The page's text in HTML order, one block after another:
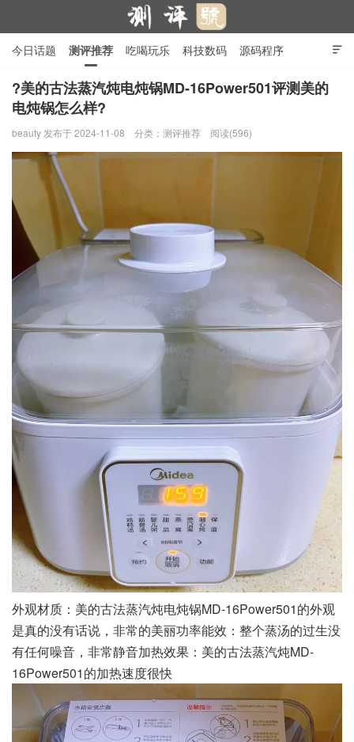
测评号

今日话题 测评推荐 吃喝玩乐 科技数码 源码程序
行业产品 在线投稿 隐私政策
?美的古法蒸汽炖电炖锅MD-16Power501评测美的
电炖锅怎么样?
beauty 发布于 2024-11-08 分类： 测评推荐 阅读(596)
外观材质：美的古法蒸汽炖电炖锅MD-16Power501的外观
是真的没有话说，非常的美丽功率能效：整个蒸汤的过生没
有任何噪音，非常静音加热效果：美的古法蒸汽炖MD-
16Power501的加热速度很快